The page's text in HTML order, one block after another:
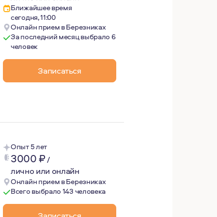
Ближайшее время
сегодня, 11:00
Онлайн прием в Березниках
За последний месяц выбрало 6
человек
Записаться
ситуаций. Не по наслышке знаю, что такое:
Опыт 5 лет
3000₽/
лично или онлайн
Онлайн прием в Березниках
Всего выбрало 143 человека